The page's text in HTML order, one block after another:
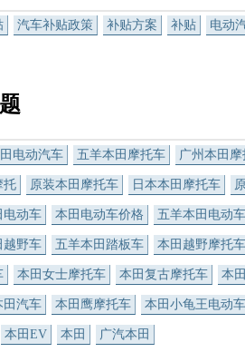
汽车补贴政策 补贴方案 补贴 电动
电动汽车 五羊本田摩托车 广州本田
托 原装本田摩托车 日本本田摩托车
电动车 本田电动车价格 五羊本田电动
越野车 五羊本田踏板车 本田越野摩托车
本田女士摩托车 本田复古摩托车 本
田汽车 本田鹰摩托车 本田小龟王电动车
本田EV 本田 广汽本田